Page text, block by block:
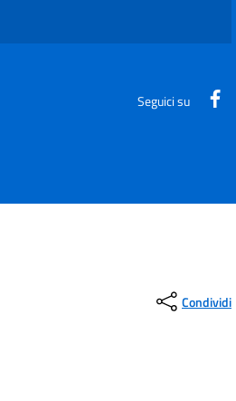
Seguici su
Condividi